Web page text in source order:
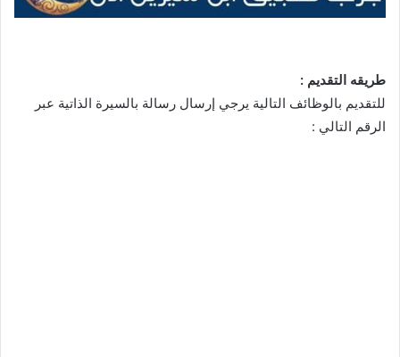
طريقه التقديم :
للتقديم بالوظائف التالية يرجي إرسال رسالة بالسيرة الذاتية عبر
الرقم التالي :